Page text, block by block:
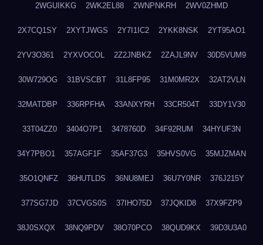
2WGUIKKG 2WK2EL88 2WNPNKRH 2WV0ZHMD
2X7CQ1SY 2XYTJWGS 2Y7I1IC2 2YKK8NSK 2YT95AO1
2YV3O361 2YXVOCOL 2Z2JNBKZ 2ZAJL9NV 30D5VUM9
30W729OG 31BVSCBT 31L8FP95 31M0MR2X 32AT2VLN
32MATDBP 336RPFHA 33ANXYRH 33CR504T 33DY1V30
33T04ZZ0 3404O7P1 3478760D 34F92RUM 34HYUF3N
34Y7PBO1 357AGF1F 35AF37G3 35HVS0VG 35MJZMAN
35O1QNFZ 36HUTLDS 36NU8MEJ 36U7Y0NR 376J215Y
377SG7JD 37CVGS0S 37IHO75D 37JQKID8 37X9FZP9
38J0SXQX 38NQ9PDV 38O70PCO 38QUD9KX 39D3U3A0